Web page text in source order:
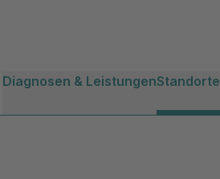
Diagnosen & LeistungenStandorte